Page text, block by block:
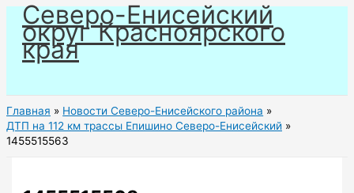
Перейти
содержимому
Северо-Енисейский
округ Красноярского
края
Главная
Новости Северо-Енисейского района
ДТП на 112 км трассы Епишино Северо-Енисейский
1455515563